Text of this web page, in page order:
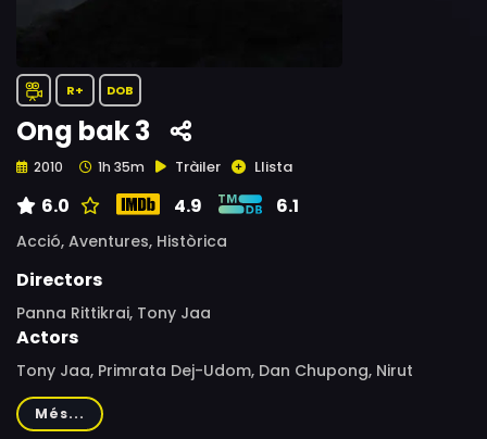
R+ DOB
Ong bak 3
2010 1h 35m Tràiler Llista
6.0 4.9 6.1
Acció, Aventures, Històrica
Directors
Panna Rittikrai, Tony Jaa
Actors
Tony Jaa, Primrata Dej-Udom, Dan Chupong, Nirut
Sirijanya, Petchtai Wongkamlao, Sarunyu Wongkrachang,
Sorapong Chatree, Choomporn Theppitak, Santisuk
Més...